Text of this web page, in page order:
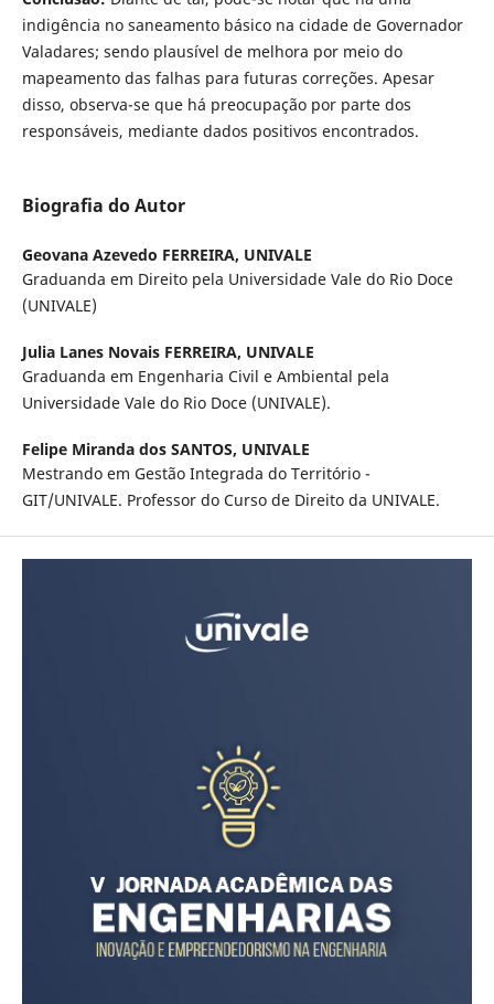
indigência no saneamento básico na cidade de Governador
Valadares; sendo plausível de melhora por meio do
mapeamento das falhas para futuras correções. Apesar
disso, observa-se que há preocupação por parte dos
responsáveis, mediante dados positivos encontrados.
Biografia do Autor
Geovana Azevedo FERREIRA, UNIVALE
Graduanda em Direito pela Universidade Vale do Rio Doce
(UNIVALE)
Julia Lanes Novais FERREIRA, UNIVALE
Graduanda em Engenharia Civil e Ambiental pela
Universidade Vale do Rio Doce (UNIVALE).
Felipe Miranda dos SANTOS, UNIVALE
Mestrando em Gestão Integrada do Território -
GIT/UNIVALE. Professor do Curso de Direito da UNIVALE.